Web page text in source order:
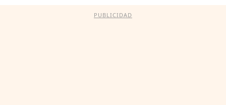
PUBLICIDAD